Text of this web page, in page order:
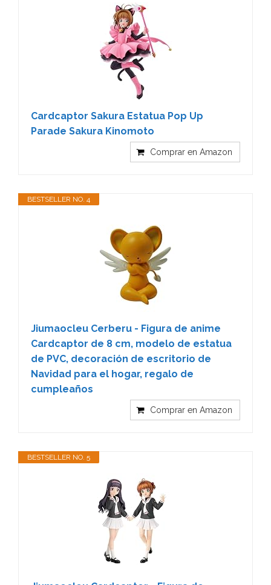
Cardcaptor Sakura Estatua Pop Up
Parade Sakura Kinomoto
Comprar en Amazon
BESTSELLER NO. 4
Jiumaocleu Cerberu - Figura de anime
Cardcaptor de 8 cm, modelo de estatua
de PVC, decoración de escritorio de
Navidad para el hogar, regalo de
cumpleaños
Comprar en Amazon
BESTSELLER NO. 5